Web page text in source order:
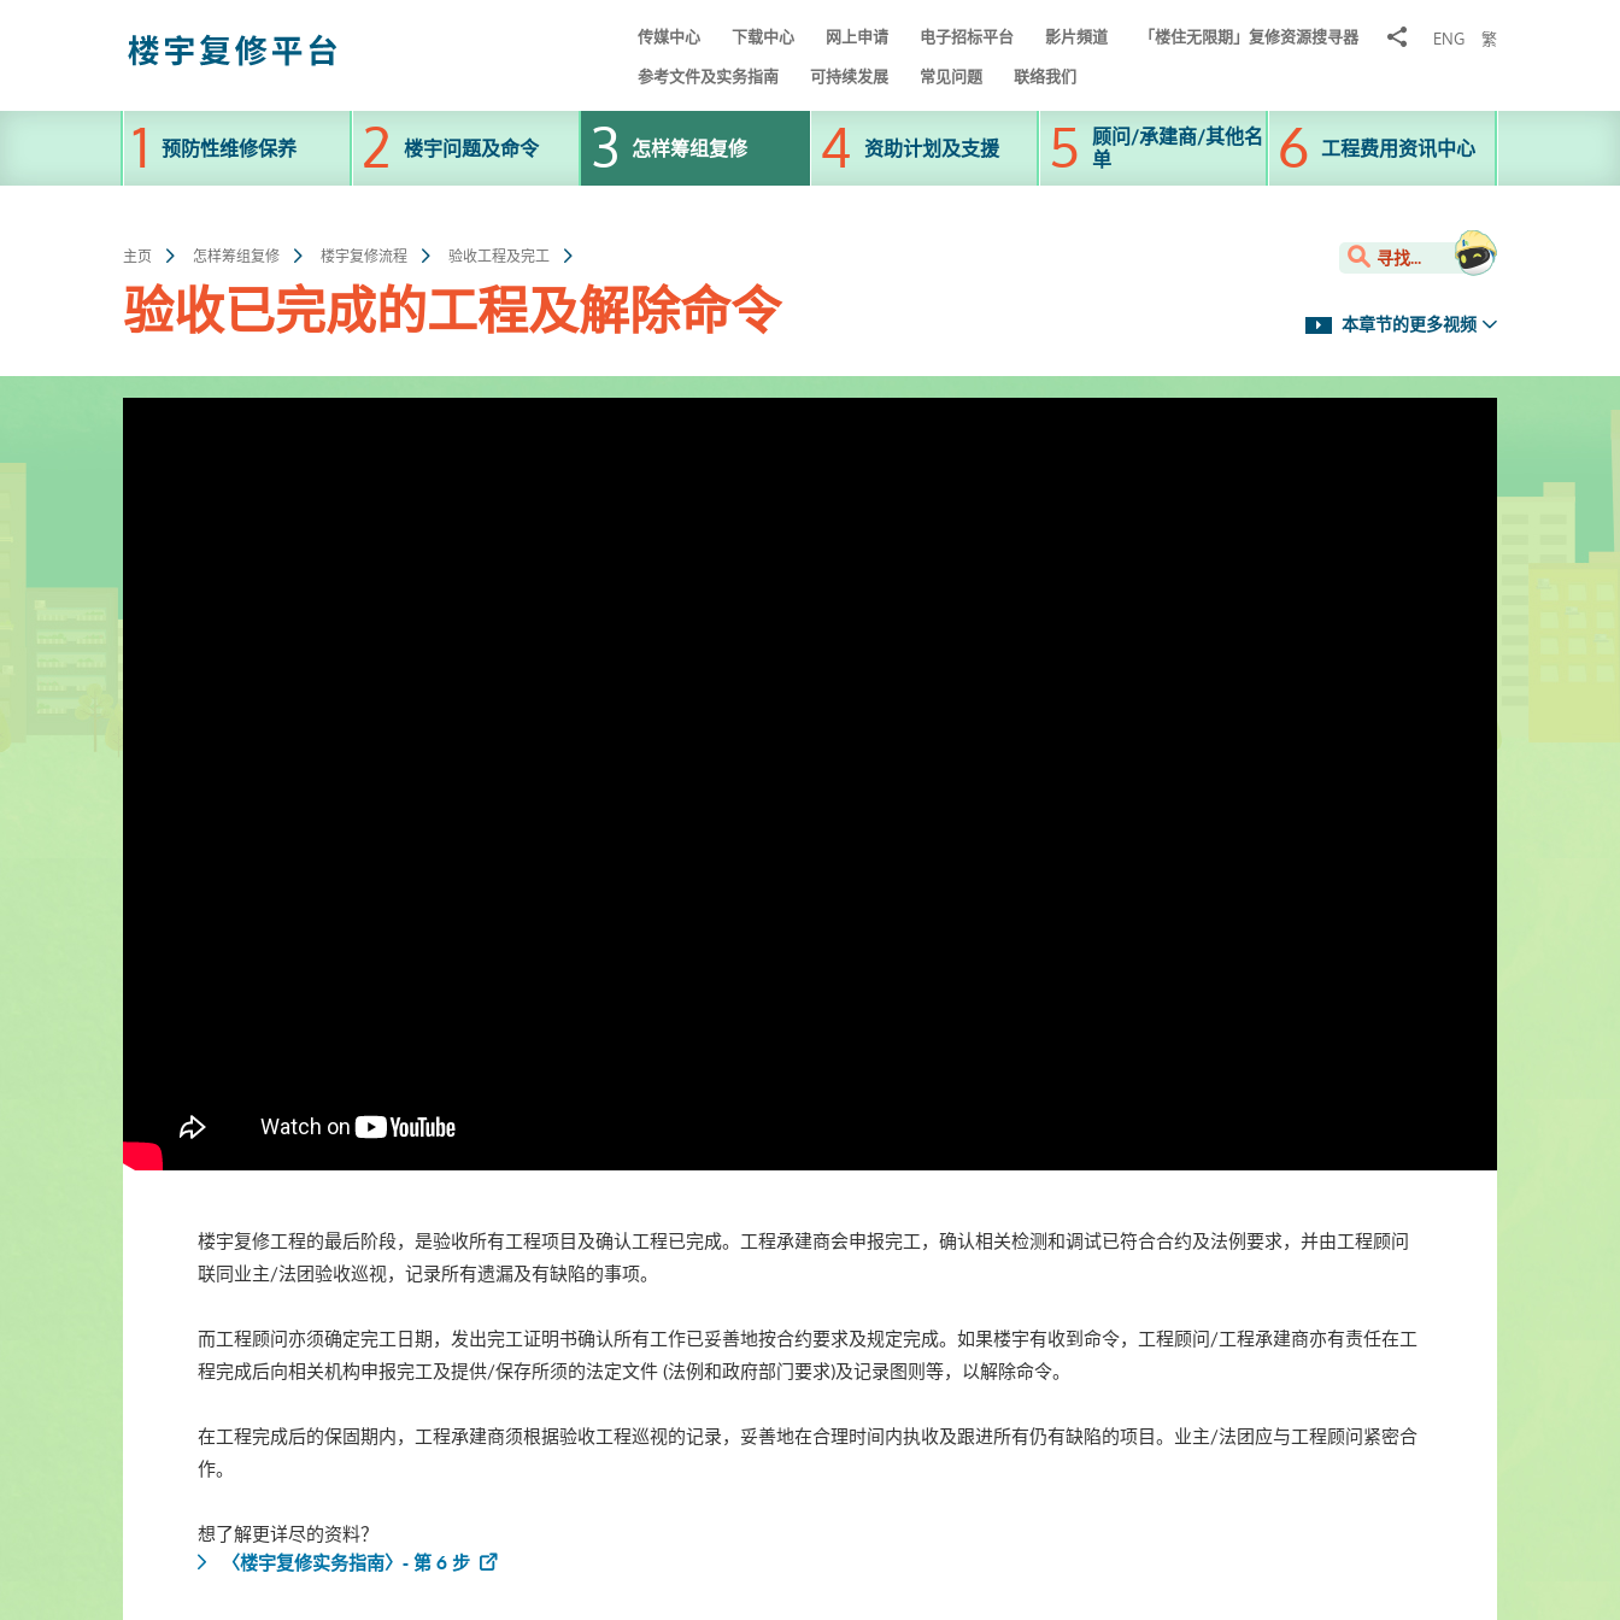
容
传媒中心 下载中心 网上申请 电子招标平台 影片頻道 「楼住无限期」复修资源搜寻器
分
ENG 繁
参考文件及实务指南 可持续发展 常见问题 联络我们
预防性维修保养 楼宇问题及命令 怎样筹组复修 资助计划及支援
顾问/承建商/其他名
单
工程费用资讯中心
主页 怎样筹组复修 楼宇复修流程 验收工程及完工
验收已完成的工程及解除命令
寻找...
本章节的更多视频
楼宇复修工程的最后阶段，是验收所有工程项目及确认工程已完成。工程承建商会申报完工，确认相关检测和调试已符合合约及法例要求，并由工程顾问
联同业主/法团验收巡视，记录所有遗漏及有缺陷的事项。
而工程顾问亦须确定完工日期，发出完工证明书确认所有工作已妥善地按合约要求及规定完成。如果楼宇有收到命令，工程顾问/工程承建商亦有责任在工
程完成后向相关机构申报完工及提供/保存所须的法定文件 (法例和政府部门要求)及记录图则等，以解除命令。
在工程完成后的保固期内，工程承建商须根据验收工程巡视的记录，妥善地在合理时间内执收及跟进所有仍有缺陷的项目。业主/法团应与工程顾问紧密合
作。
想了解更详尽的资料？
〈楼宇复修实务指南〉- 第 6 步